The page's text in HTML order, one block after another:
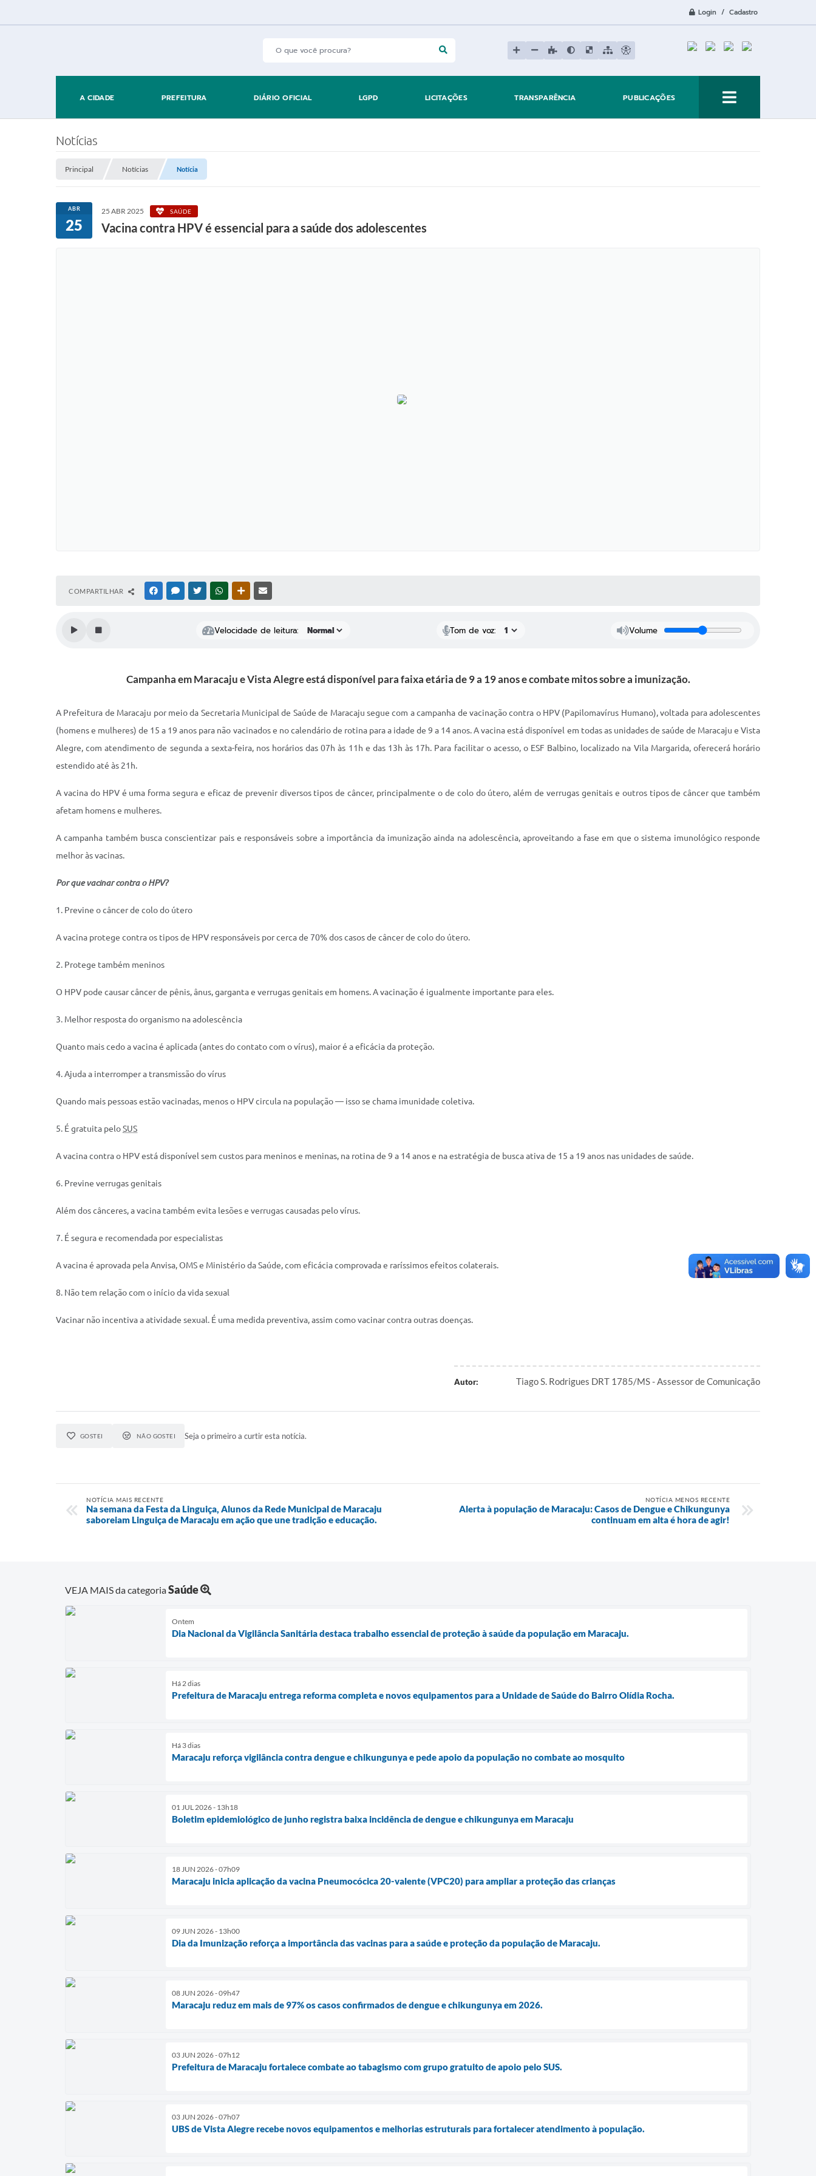
Login / Cadastro
A CIDADE PREFEITURA DIÁRIO OFICIAL LGPD LICITAÇÕES TRANSPARÊNCIA PUBLICAÇÕES
Notícias
Principal Notícias Notícia
ABR
25
25 ABR 2025 SAÚDE
Vacina contra HPV é essencial para a saúde dos adolescentes
COMPARTILHAR FACEBOOKMESSENGER
TWITTERWHATSAPPOUTRAS MÍDIAS
Velocidade de leitura: Tom de voz: Volume
Campanha em Maracaju e Vista Alegre está disponível para faixa etária de 9 a 19 anos e combate mitos sobre a imunização.
A Prefeitura de Maracaju por meio da Secretaria Municipal de Saúde de Maracaju segue com a campanha de vacinação contra o HPV (Papilomavírus Humano), voltada para adolescentes
(homens e mulheres) de 15 a 19 anos para não vacinados e no calendário de rotina para a idade de 9 a 14 anos. A vacina está disponível em todas as unidades de saúde de Maracaju e Vista
Alegre, com atendimento de segunda a sexta-feira, nos horários das 07h às 11h e das 13h às 17h. Para facilitar o acesso, o ESF Balbino, localizado na Vila Margarida, oferecerá horário
estendido até às 21h.
A vacina do HPV é uma forma segura e eficaz de prevenir diversos tipos de câncer, principalmente o de colo do útero, além de verrugas genitais e outros tipos de câncer que também
afetam homens e mulheres.
A campanha também busca conscientizar pais e responsáveis sobre a importância da imunização ainda na adolescência, aproveitando a fase em que o sistema imunológico responde
melhor às vacinas.
Por que vacinar contra o HPV?
1. Previne o câncer de colo do útero
A vacina protege contra os tipos de HPV responsáveis por cerca de 70% dos casos de câncer de colo do útero.
2. Protege também meninos
O HPV pode causar câncer de pênis, ânus, garganta e verrugas genitais em homens. A vacinação é igualmente importante para eles.
3. Melhor resposta do organismo na adolescência
Quanto mais cedo a vacina é aplicada (antes do contato com o vírus), maior é a eficácia da proteção.
4. Ajuda a interromper a transmissão do vírus
Quando mais pessoas estão vacinadas, menos o HPV circula na população — isso se chama imunidade coletiva.
5. É gratuita peloSUS
A vacina contra o HPV está disponível sem custos para meninos e meninas, na rotina de 9 a 14 anos e na estratégia de busca ativa de 15 a 19 anos nas unidades de saúde.
6. Previne verrugas genitais
Além dos cânceres, a vacina também evita lesões e verrugas causadas pelo vírus.
7. É segura e recomendada por especialistas
A vacina é aprovada pela Anvisa, OMS e Ministério da Saúde, com eficácia comprovada e raríssimos efeitos colaterais.
8. Não tem relação com o início da vida sexual
Vacinar não incentiva a atividade sexual. É uma medida preventiva, assim como vacinar contra outras doenças.
Autor: Tiago S. Rodrigues DRT 1785/MS - Assessor de Comunicação
GOSTEI NÃO GOSTEI Seja o primeiro a curtir esta notícia.
NOTÍCIA MAIS RECENTE
Na semana da Festa da Linguiça, Alunos da Rede Municipal de Maracaju
saboreiam Linguiça de Maracaju em ação que une tradição e educação.
NOTÍCIA MENOS RECENTE
Alerta à população de Maracaju: Casos de Dengue e Chikungunya
continuam em alta é hora de agir!
VEJA MAIS da categoriaSaúde
Ontem
Dia Nacional da Vigilância Sanitária destaca trabalho essencial de proteção à saúde da população em Maracaju.
Há 2 dias
Prefeitura de Maracaju entrega reforma completa e novos equipamentos para a Unidade de Saúde do Bairro Olídia Rocha.
Há 3 dias
Maracaju reforça vigilância contra dengue e chikungunya e pede apoio da população no combate ao mosquito
01 JUL 2026 - 13h18
Boletim epidemiológico de junho registra baixa incidência de dengue e chikungunya em Maracaju
18 JUN 2026 - 07h09
Maracaju inicia aplicação da vacina Pneumocócica 20-valente (VPC20) para ampliar a proteção das crianças
09 JUN 2026 - 13h00
Dia da Imunização reforça a importância das vacinas para a saúde e proteção da população de Maracaju.
08 JUN 2026 - 09h47
Maracaju reduz em mais de 97% os casos confirmados de dengue e chikungunya em 2026.
03 JUN 2026 - 07h12
Prefeitura de Maracaju fortalece combate ao tabagismo com grupo gratuito de apoio pelo SUS.
03 JUN 2026 - 07h07
UBS de Vista Alegre recebe novos equipamentos e melhorias estruturais para fortalecer atendimento à população.